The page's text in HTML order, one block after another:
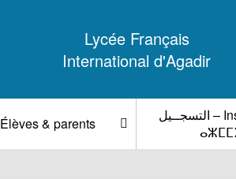
Lycée Français
International d'Agadir
Élèves & parents
التسجــيل – Inscription –